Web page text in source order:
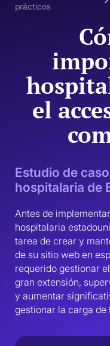
prácticos
el
Estudio de
hospitalaria de
Antes de
hospitalaria
tarea de crear y
de su sitio web en
requerido gestionar
gran extensión,
y aumentar
gestionar la carga de